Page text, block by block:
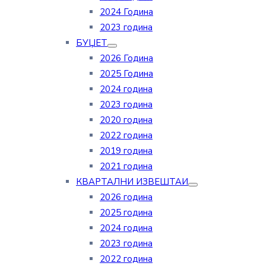
2024 Година
2023 година
БУЏЕТ
2026 Година
2025 Година
2024 година
2023 година
2020 година
2022 година
2019 година
2021 година
КВАРТАЛНИ ИЗВЕШТАИ
2026 година
2025 година
2024 година
2023 година
2022 година